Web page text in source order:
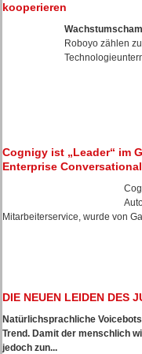
kooperieren
Roboyo zählen
Cognigy ist „Leader“ im
Enterprise
Mitarbeiterservice, wurde von
DIE NEUEN LEIDEN DES
Natürlichsprachliche
Trend. Damit der menschlich
jedoch zun...